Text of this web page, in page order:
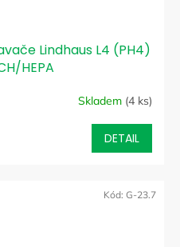
Lindhaus L4 (PH4)
HEPA
Skladem (4 ks)
DETAIL
Kód: G-23.7